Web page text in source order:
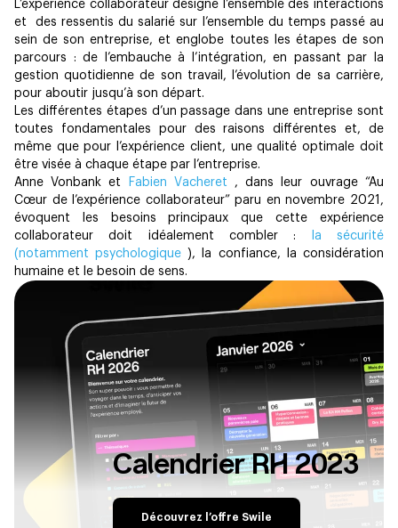
L’expérience collaborateur désigne l’ensemble des interactions
et des ressentis du salarié sur l’ensemble du temps passé au
sein de son entreprise, et englobe toutes les étapes de son
parcours : de l’embauche à l’intégration, en passant par la
gestion quotidienne de son travail, l’évolution de sa carrière,
pour aboutir jusqu’à son départ.
Les différentes étapes d’un passage dans une entreprise sont
toutes fondamentales pour des raisons différentes et, de
même que pour l’expérience client, une qualité optimale doit
être visée à chaque étape par l’entreprise.
Anne Vonbank et
Fabien Vacheret , dans leur ouvrage “Au
Cœur de l’expérience collaborateur” paru en novembre 2021,
évoquent les besoins principaux que cette expérience
collaborateur doit idéalement combler :
la sécurité
(notamment psychologique ), la confiance, la considération
humaine et le besoin de sens.
Calendrier RH 2023
Découvrez l’offre Swile